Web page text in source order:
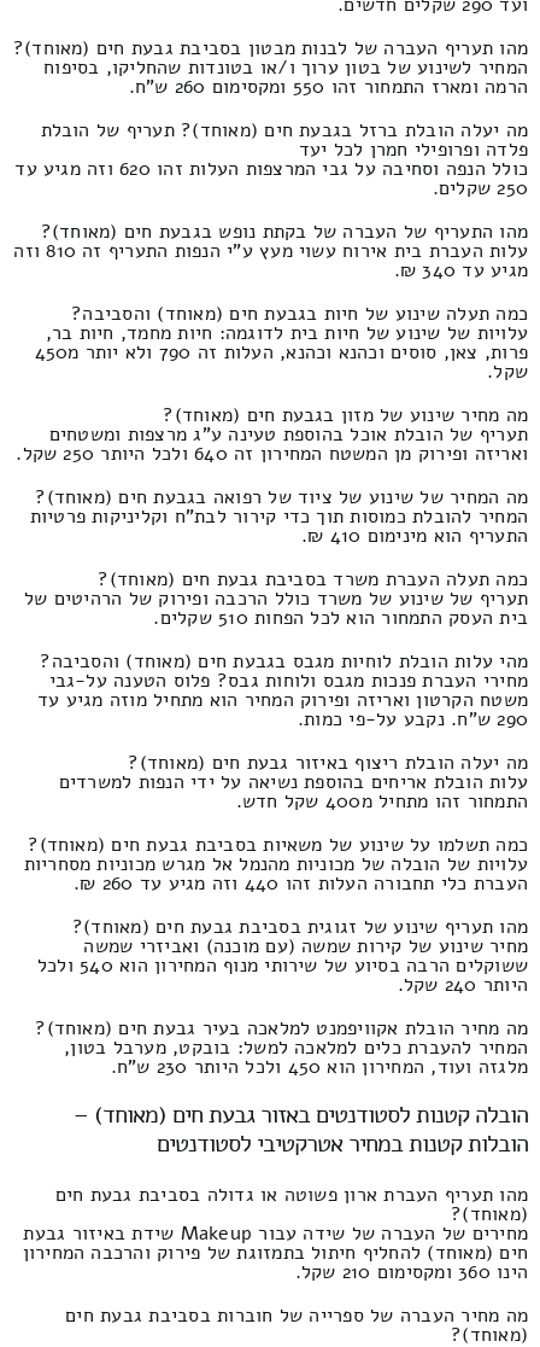
ועד 290 שקלים חדשים.
מהו תעריף העברה של לבנות מבטון בסביבת גבעת חים (מאוחד)?
המחיר לשינוע של בטון ערוך ו/או בטונדות שהחליקו, בסיפוח
הרמה ומארז התמחור זהו 550 ומקסימום 260 ש"ח.
מה יעלה הובלת ברזל בגבעת חים (מאוחד)? תעריף של הובלת
פלדה ופרופילי חמרן לכל יעד
כולל הנפה וסחיבה על גבי המרצפות העלות זהו 620 וזה מגיע עד
250 שקלים.
מהו התעריף של העברה של בקתת נופש בגבעת חים (מאוחד)?
עלות העברת בית אירוח עשוי מעץ ע"י הנפות התעריף זה 810 וזה
מגיע עד 340 ₪.
כמה תעלה שינוע של חיות בגבעת חים (מאוחד) והסביבה?
עלויות של שינוע של חיות בית לדוגמה: חיות מחמד, חיות בר,
פרות, צאן, סוסים וכהנא וכהנא, העלות זה 790 ולא יותר מ450
שקל.
מה מחיר שינוע של מזון בגבעת חים (מאוחד)?
תעריף של הובלת אוכל בהוספת טעינה ע"ג מרצפות ומשטחים
ואריזה ופירוק מן המשטח המחירון זה 640 ולכל היותר 250 שקל.
מה המחיר של שינוע של ציוד של רפואה בגבעת חים (מאוחד)?
המחיר להובלת כמוסות תוך כדי קירור לבת"ח וקליניקות פרטיות
התעריף הוא מינימום 410 ₪.
כמה תעלה העברת משרד בסביבת גבעת חים (מאוחד)?
תעריף של שינוע של משרד כולל הרכבה ופירוק של הרהיטים של
בית העסק התמחור הוא לכל הפחות 510 שקלים.
מהי עלות הובלת לוחיות מגבס בגבעת חים (מאוחד) והסביבה?
מחירי העברת פנכות מגבס ולוחות גבס? פלוס הטענה על-גבי
משטח הקרטון ואריזה ופירוק המחיר הוא מתחיל מוזה מגיע עד
290 ש"ח. נקבע על-פי כמות.
מה יעלה הובלת ריצוף באיזור גבעת חים (מאוחד)?
עלות הובלת אריחים בהוספת נשיאה על ידי הנפות למשרדים
התמחור זהו מתחיל מ400 שקל חדש.
כמה תשלמו על שינוע של משאיות בסביבת גבעת חים (מאוחד)?
עלויות של הובלה של מכוניות מהנמל אל מגרש מכוניות מסחריות
העברת כלי תחבורה העלות זהו 440 וזה מגיע עד 260 ₪.
מהו תעריף שינוע של זגוגית בסביבת גבעת חים (מאוחד)?
מחיר שינוע של קירות שמשה (עם מוכנה) ואביזרי שמשה
ששוקלים הרבה בסיוע של שירותי מנוף המחירון הוא 540 ולכל
היותר 240 שקל.
מה מחיר הובלת אקוויפמנט למלאכה בעיר גבעת חים (מאוחד)?
המחיר להעברת כלים למלאכה למשל: בובקט, מערבל בטון,
מלגזה ועוד, המחירון הוא 450 ולכל היותר 230 ש"ח.
הובלה קטנות לסטודנטים באזור גבעת חים (מאוחד) –
הובלות קטנות במחיר אטרקטיבי לסטודנטים
מהו תעריף העברת ארון פשוטה או גדולה בסביבת גבעת חים
(מאוחד)?
מחירים של העברה של שידה עבור Makeup שידת באיזור גבעת
חים (מאוחד) להחליף חיתול בתמזוגת של פירוק והרכבה המחירון
הינו 360 ומקסימום 210 שקל.
מה מחיר העברה של ספרייה של חוברות בסביבת גבעת חים
(מאוחד)?